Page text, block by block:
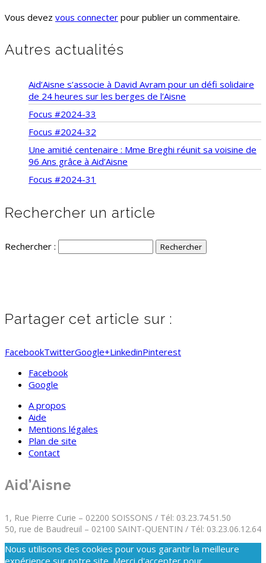
Vous devez vous connecter pour publier un commentaire.
Autres actualités
Aid’Aisne s’associe à David Avram pour un défi solidaire
de 24 heures sur les berges de l’Aisne
Focus #2024-33
Focus #2024-32
Une amitié centenaire : Mme Breghi réunit sa voisine de
96 Ans grâce à Aid’Aisne
Focus #2024-31
Rechercher un article
Rechercher :
Partager cet article sur :
FacebookTwitterGoogle+LinkedinPinterest
Facebook
Google
A propos
Aide
Mentions légales
Plan de site
Contact
Aid’Aisne
1, Rue Pierre Curie – 02200 SOISSONS / Tél: 03.23.74.51.50
50, rue de Baudreuil – 02100 SAINT-QUENTIN / Tél: 03.23.06.12.64
Nous utilisons des cookies pour vous garantir la meilleure
expérience sur notre site. Merci d'accepter pour